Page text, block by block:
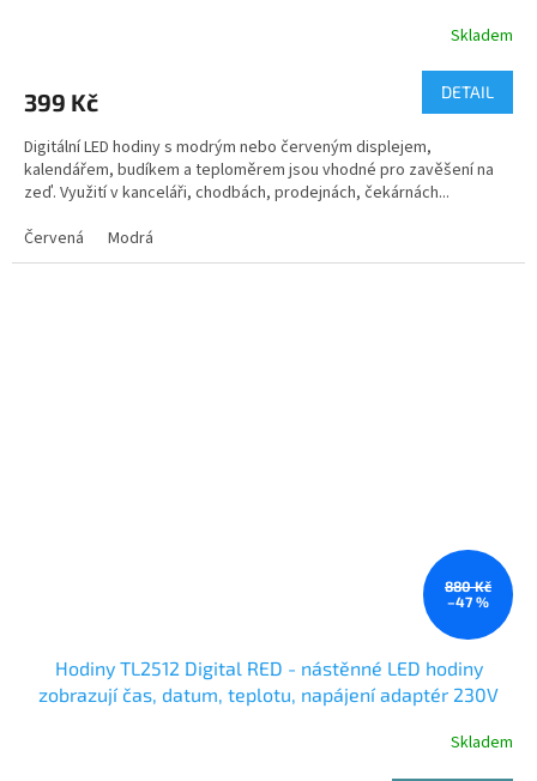
Skladem
399 Kč DETAIL
Digitální LED hodiny s modrým nebo červeným displejem,
kalendářem, budíkem a teploměrem jsou vhodné pro zavěšení na
zeď. Využití v kanceláři, chodbách, prodejnách, čekárnách...
Červená
Modrá
880 Kč
–47 %
Hodiny TL2512 Digital RED - nástěnné LED hodiny
zobrazují čas, datum, teplotu, napájení adaptér 230V
Skladem